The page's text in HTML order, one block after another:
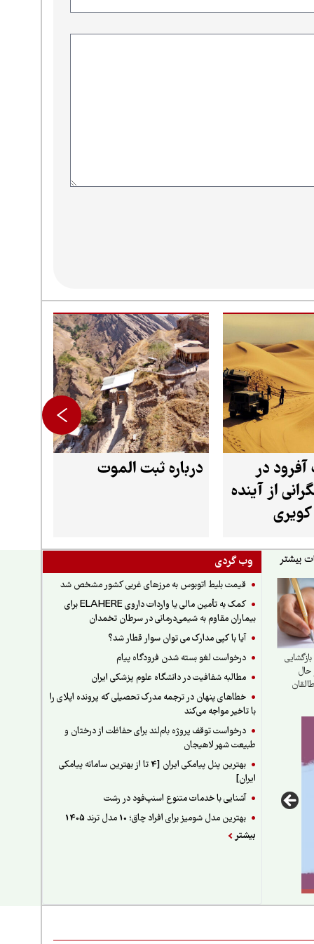
در
از آینده
درباره ثبت الموت
وب گردی
قیمت بلیط اتوبوس به مرزهای غربی کشور مشخص شد
کمک به تأمین مالی یا واردات داروی ELAHERE برای
بیماران مقاوم به شیمی‌درمانی در سرطان تخمدان
آیا با کپی مدارک می توان سوار قطار شد؟
درخواست لغو بسته شدن فرودگاه پیام
مطالبه شفافیت در دانشگاه علوم پزشکی ایران
خطاهای پنهان در ترجمه مدرک تحصیلی که پرونده اپلای را
با تاخیر مواجه می‌کند
درخواست توقف پروژه بام‌لند برای حفاظت از درختان و
طبیعت شهر لاهیجان
بهترین پنل پیامکی ایران [4 تا از بهترین سامانه پیامکی
ایران]
آشنایی با خدمات متنوع اسنپ‌فود در رشت
بهترین مدل شومیز برای افراد چاق؛ 10 مدل ترند 1405
بیشتر
حال